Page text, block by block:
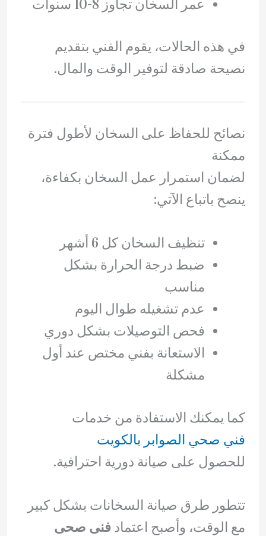
عمر السخان تجاوز 8-10 سنوات
في هذه الحالات، يقوم الفني بتقديم
نصيحة صادقة لتوفير الوقت والمال.
نصائح للحفاظ على السخان لأطول فترة
ممكنة
لضمان استمرار عمل السخان بكفاءة،
ينصح باتباع الآتي:
تنظيف السخان كل 6 أشهر
ضبط درجة الحرارة بشكل
مناسب
عدم تشغيله طوال اليوم
فحص التوصيلات بشكل دوري
الاستعانة بفني مختص عند أول
مشكلة
كما يمكنك الاستفادة من خدمات
فني صحي الصوابر بالكويت
للحصول على صيانة دورية احترافية.
تتطور طرق صيانة السخانات بشكل كبير
مع الوقت، وأصبح اعتمادفنى صحى